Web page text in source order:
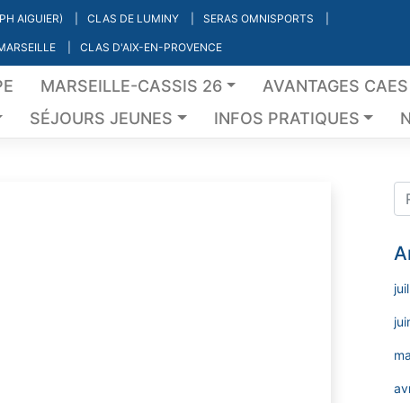
AIGUIER) CLAS DE LUMINY SERAS OMNISPORTS
CLAS D'AIX-EN-PROVENCE
MARSEILLE-CASSIS 26
AVANTAGES
SÉJOURS JEUNES INFOS PRATIQUES